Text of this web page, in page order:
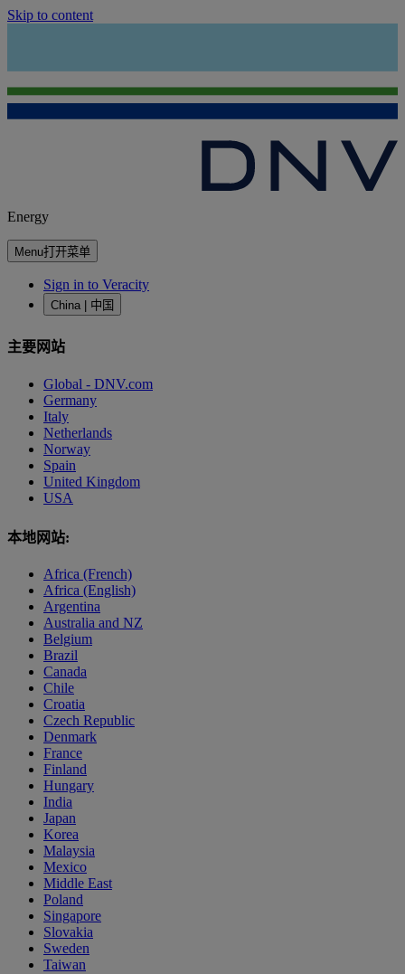
Skip to content
Energy
Menu打开菜单
Sign in to Veracity
China | 中国
主要网站
Global - DNV.com
Germany
Italy
Netherlands
Norway
Spain
United Kingdom
USA
本地网站:
Africa (French)
Africa (English)
Argentina
Australia and NZ
Belgium
Brazil
Canada
Chile
Croatia
Czech Republic
Denmark
France
Finland
Hungary
India
Japan
Korea
Malaysia
Mexico
Middle East
Poland
Singapore
Slovakia
Sweden
Taiwan